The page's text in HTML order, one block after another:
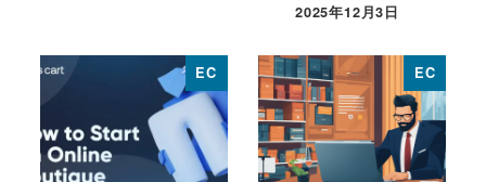
投稿日
2025年12月3日
EC EC